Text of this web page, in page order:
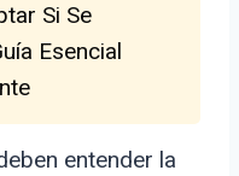
Si Se
Esencial
entender la